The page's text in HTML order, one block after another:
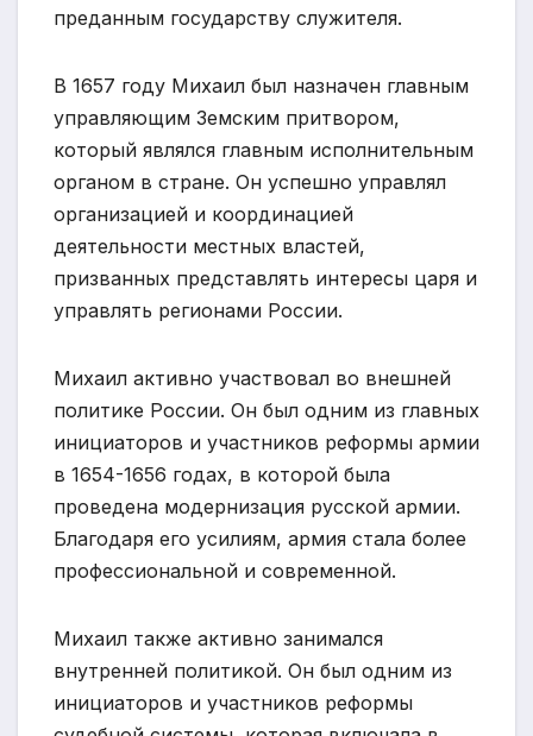
преданным государству служителя.
В 1657 году Михаил был назначен главным
управляющим Земским притвором,
который являлся главным исполнительным
органом в стране. Он успешно управлял
организацией и координацией
деятельности местных властей,
призванных представлять интересы царя и
управлять регионами России.
Михаил активно участвовал во внешней
политике России. Он был одним из главных
инициаторов и участников реформы армии
в 1654-1656 годах, в которой была
проведена модернизация русской армии.
Благодаря его усилиям, армия стала более
профессиональной и современной.
Михаил также активно занимался
внутренней политикой. Он был одним из
инициаторов и участников реформы